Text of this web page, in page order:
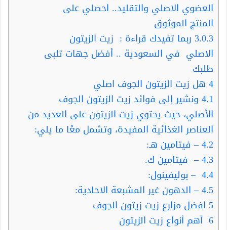
العضوي الاصلي والتقليد.. احصلي على
المنتج الموثوق
3.0.3 ربما تفيدك قراءة : زيت الزيتون
الاصلي في السعودية .. أفضل جهات تلبى
طلبك
4 هل زيت الزيتون الجوف اصلي
4.1 ونشير إلى فوائد زيت الزيتون الجوف
الأصلي، حيث يحتوي زيت الزيتون على العديد من
العناصر الغذائية المفيدة، وتشمل معًا ما يلي:
4.2– فيتامين هـ:
4.3– فيتامين ك.
4.4 – بوليفينول:
4.5– الدهون غير المشبعة الاحادية:
5 افضل مزارع زيت زيتون الجوف
6 أهم أنواع زيت الزيتون